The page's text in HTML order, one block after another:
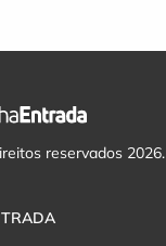
reservados 2026.